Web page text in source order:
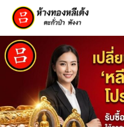
Skip
content